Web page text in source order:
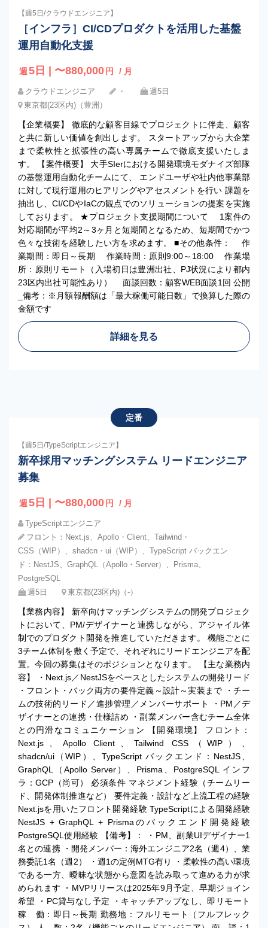
【週5日/クラウドエンジニア】
［インフラ］CI/CDプロダクトを活用した基盤
運用自動化支援
週 5日 | 〜880,000 円 / 月
クラウドエンジニア ・
週5日
東京都(23区内)（豊洲）
【企業概要】 徹底的な顧客目線でプロジェクトに伴走、顧客
と共に新しい価値を創出します。 スタートアップから大企業
まで柔軟性と拡張性の高い専属チームで徹底支援いたしま
す。 【案件概要】 大手SIerにおける開発環境モダナイズ部隊
の基盤運用自動化チームにて、 エンドユーザや社内他事業部
に対して現行運用のヒアリングやアセスメントを行い 課題を
抽出し、CI/CDやIaCの観点でのソリューションの提案を実施
しております。 ★プロジェクト支援期間について 1案件の
対応期間が平均2～3ヶ月と短期間となるため、短期間でかつ
色々な技術を経験したい方を求めます。 ■その他条件： 作
業期間：即日～長期 作業時間：原則9:00～18:00 作業場
所：原則リモート（入場初日は豊洲出社、PJ状況により都内
23区内出社可能性あり） 面談回数：顧客WEB面談1回 公開
_備考：※月額報酬額は「最大稼働可能日数」で換算した際の
金額です
詳細を見る
定番
【週5日/TypeScriptエンジニア】
新卒採用マッチングシステム リードエンジニア
募集
週 5日 | 〜880,000 円 / 月
TypeScriptエンジニア
フロント：Next.js、Apollo・Client、Tailwind・
CSS（WIP）、shadcn・ui（WIP）、TypeScript バックエン
ド：NestJS、GraphQL（Apollo・Server）、Prisma、
PostgreSQL
週5日
東京都(23区内)（‐）
【業務内容】 新卒向けマッチングシステムの開発プロジェク
トにおいて、PM/デザイナーと連携しながら、アジャイル体
制でのプロダクト開発を推進していただきます。 機能ごとに
3チーム体制を敷く予定で、それぞれにリードエンジニアを配
置。今回の募集はそのポジションとなります。 【主な業務内
容】 ・Next.js／NestJSをベースとしたシステムの開発リード
・フロント・バック両方の要件定義～設計～実装まで ・チー
ムの技術的リード／進捗管理／メンバーサポート ・PM／デ
ザイナーとの連携・仕様詰め ・副業メンバー含むチーム全体
との円滑なコミュニケーション 【開発環境】 フロント：
Next.js、Apollo Client、Tailwind CSS（WIP）、
shadcn/ui（WIP）、TypeScript バックエンド：NestJS、
GraphQL（Apollo Server）、Prisma、PostgreSQL インフ
ラ：GCP（尚可） 必須条件 マネジメント経験（チームリー
ド、開発体制推進など） 要件定義・設計など上流工程の経験
Next.jsを用いたフロント開発経験 TypeScriptによる開発経験
NestJS + GraphQL + Prismaのバックエンド開発経験
PostgreSQL使用経験 【備考】： ・PM、副業UIデザイナー1
名との連携 ・開発メンバー：海外エンジニア2名（週4）、業
務委託1名（週2） ・週1の定例MTG有り ・柔軟性の高い環境
である一方、曖昧な状態から意図を読み取って進める力が求
められます ・MVPリリースは2025年9月予定、早期ジョイン
希望 ・PC貸与なし予定 ・キャッチアップなし、即リモート
稼 働：即日～長期 勤務地：フルリモート（フルフレック